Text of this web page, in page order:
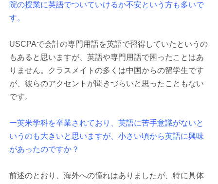
院の授業に英語でついていけるか不安という方も多いで
す。
USCPAで会計の専門用語を英語で習得していたというの
もあると思いますが、英語や専門用語で困ったことはあ
りません。クラスメイトの多くは中国からの留学生です
が、彼らのアクセントが聞きづらいと思ったこともない
です。
ー英米学科を卒業されており、英語に苦手意識がないと
いうのも大きいと思いますが、小さい頃から英語に興味
があったのですか？
前述のとおり、海外への憧れはありましたが、特に具体